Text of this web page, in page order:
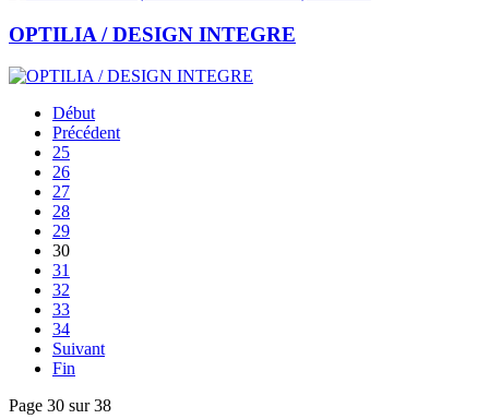
OPTILIA / DESIGN INTEGRE
Début
Précédent
25
26
27
28
29
30
31
32
33
34
Suivant
Fin
Page 30 sur 38